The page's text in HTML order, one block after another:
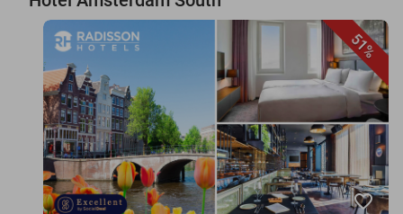
51%
favorite_border